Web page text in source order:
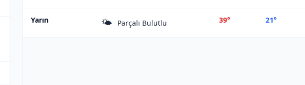
Yarın 🌤️ Parçalı Bulutlu 39° 21°